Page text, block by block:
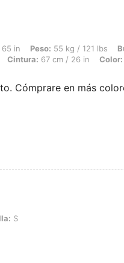
kg / 121 lbs, Busto: 90 cm /
65 in Peso: 55 kg / 121 lbs
Cintura: 67 cm / 26 in Color:
Cómprare en más
S